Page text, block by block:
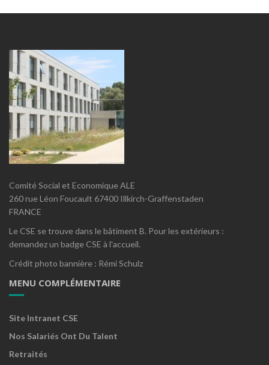
Comité Social et Economique ALE
260 rue Léon Foucault 67400 Illkirch-Graffenstaden
FRANCE
Le CSE se trouve dans le bâtiment B. Pour les extérieurs :
demandez un badge CSE à l'accueil.
Crédit photo bannière : Rémi Schulz
MENU COMPLÉMENTAIRE
Site Intranet CSE
Nos Salariés Ont Du Talent
Retraités